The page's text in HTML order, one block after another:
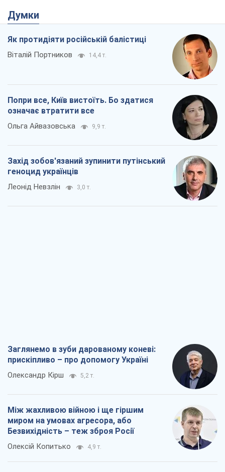
Думки
Як протидіяти російській балістиці
Віталій Портников 14,4 т.
Попри все, Київ вистоїть. Бо здатися
означає втратити все
Ольга Айвазовська 9,9 т.
Захід зобов'язаний зупинити путінський
геноцид українців
Леонід Невзлін 3,0 т.
Заглянемо в зуби дарованому коневі:
прискіпливо – про допомогу Україні
Олександр Кірш 5,2 т.
Між жахливою війною і ще гіршим
миром на умовах агресора, або
Безвихідність – теж зброя Росії
Олексій Копитько 4,9 т.